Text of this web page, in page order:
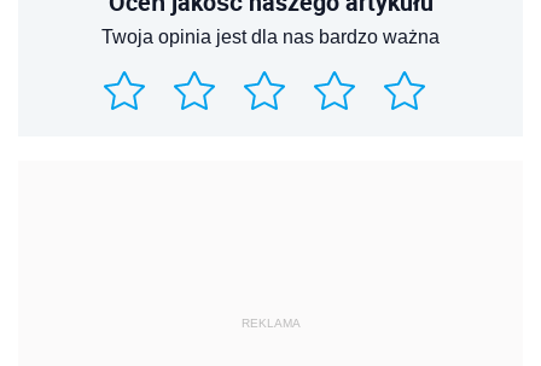
Twoja opinia jest dla nas bardzo ważna
REKLAMA